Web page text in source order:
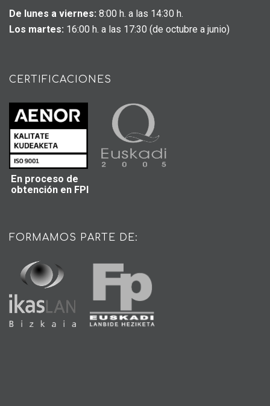
De lunes a viernes: 8:00 h. a las 14:30 h.
Los martes: 16:00 h. a las 17:30 (de octubre a junio)
CERTIFICACIONES
En proceso de
obtención en FPI
FORMAMOS PARTE DE: